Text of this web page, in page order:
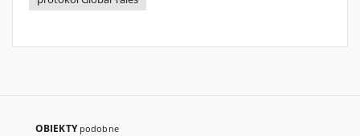
OBIEKTY podobne